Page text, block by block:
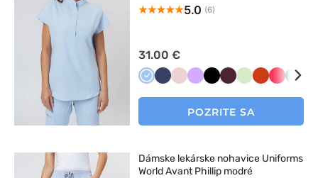
5.0 (6)
31.00 €
Niebieski
CiemnyPastelowy
Lawendowy
CzarnyBurgundowy
Pistacjowy
POZRITE SA
Dámske lekárske nohavice Uniforms
World Avant Phillip modré